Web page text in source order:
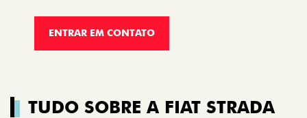
ENTRAR EM CONTATO
TUDO SOBRE A FIAT STRADA